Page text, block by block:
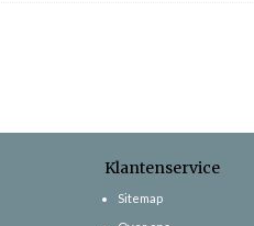
Klantenservice
Sitemap